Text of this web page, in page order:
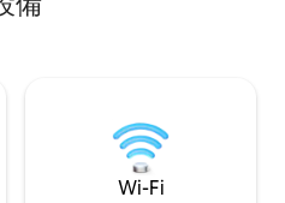
い！
Wi-Fi